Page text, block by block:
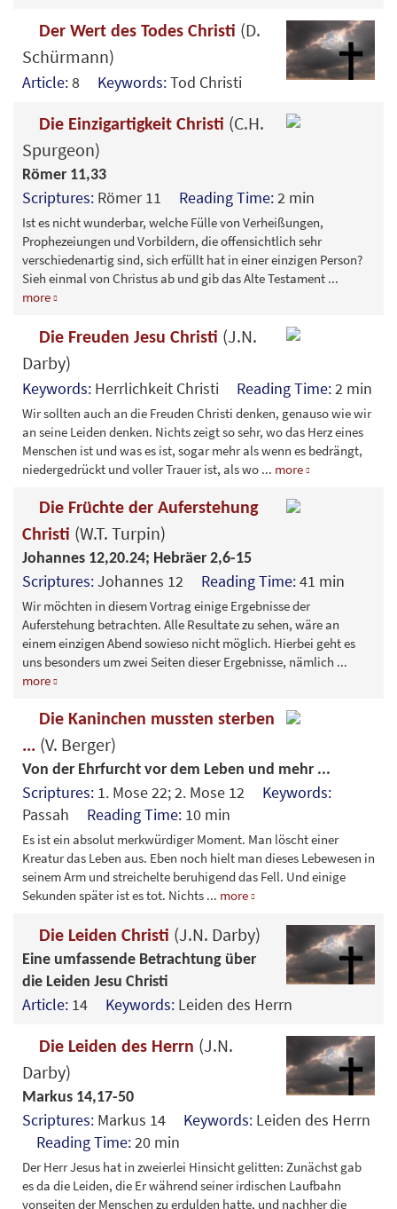
Der Wert des Todes Christi (D.
Schürmann)
Article:8 Keywords:Tod Christi
Die Einzigartigkeit Christi (C.H.
Spurgeon)
Römer 11,33
Scriptures: Römer 11 Reading Time:2 min
Ist es nicht wunderbar, welche Fülle von Verheißungen,
Prophezeiungen und Vorbildern, die offensichtlich sehr
verschiedenartig sind, sich erfüllt hat in einer einzigen Person?
Sieh einmal von Christus ab und gib das Alte Testament ...
more
Die Freuden Jesu Christi (J.N.
Darby)
Keywords: Herrlichkeit Christi Reading Time:2 min
Wir sollten auch an die Freuden Christi denken, genauso wie wir
an seine Leiden denken. Nichts zeigt so sehr, wo das Herz eines
Menschen ist und was es ist, sogar mehr als wenn es bedrängt,
niedergedrückt und voller Trauer ist, als wo ... more
Die Früchte der Auferstehung
Christi (W.T. Turpin)
Johannes 12,20.24; Hebräer 2,6-15
Scriptures:Johannes 12 Reading Time:41 min
Wir möchten in diesem Vortrag einige Ergebnisse der
Auferstehung betrachten. Alle Resultate zu sehen, wäre an
einem einzigen Abend sowieso nicht möglich. Hierbei geht es
uns besonders um zwei Seiten dieser Ergebnisse, nämlich ...
more
Die Kaninchen mussten sterben
... (V. Berger)
Von der Ehrfurcht vor dem Leben und mehr ...
Scriptures: 1. Mose 22; 2. Mose 12 Keywords:
Passah Reading Time: 10 min
Es ist ein absolut merkwürdiger Moment. Man löscht einer
Kreatur das Leben aus. Eben noch hielt man dieses Lebewesen in
seinem Arm und streichelte beruhigend das Fell. Und einige
Sekunden später ist es tot. Nichts ... more
Die Leiden Christi (J.N. Darby)
Eine umfassende Betrachtung über
die Leiden Jesu Christi
Article: 14 Keywords: Leiden des Herrn
Die Leiden des Herrn (J.N.
Darby)
Markus 14,17-50
Scriptures: Markus 14 Keywords: Leiden des Herrn
Reading Time:20 min
Der Herr Jesus hat in zweierlei Hinsicht gelitten: Zunächst gab
es da die Leiden, die Er während seiner irdischen Laufbahn
vonseiten der Menschen zu erdulden hatte, und nachher die